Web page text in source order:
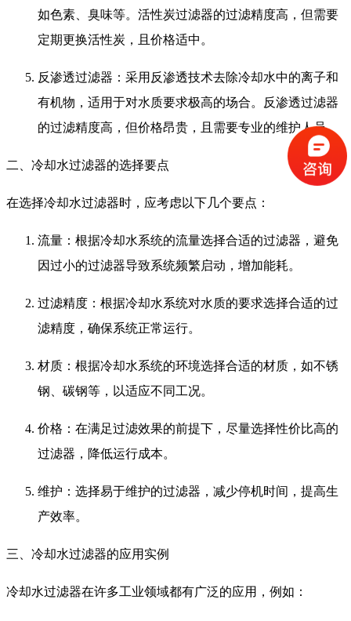
如色素、臭味等。活性炭过滤器的过滤精度高，但需要
定期更换活性炭，且价格适中。
反渗透过滤器：采用反渗透技术去除冷却水中的离子和
有机物，适用于对水质要求极高的场合。反渗透过滤器
的过滤精度高，但价格昂贵，且需要专业的维护人员。
二、冷却水过滤器的选择要点
在选择冷却水过滤器时，应考虑以下几个要点：
流量：根据冷却水系统的流量选择合适的过滤器，避免
因过小的过滤器导致系统频繁启动，增加能耗。
过滤精度：根据冷却水系统对水质的要求选择合适的过
滤精度，确保系统正常运行。
材质：根据冷却水系统的环境选择合适的材质，如不锈
钢、碳钢等，以适应不同工况。
价格：在满足过滤效果的前提下，尽量选择性价比高的
过滤器，降低运行成本。
维护：选择易于维护的过滤器，减少停机时间，提高生
产效率。
三、冷却水过滤器的应用实例
冷却水过滤器在许多工业领域都有广泛的应用，例如：